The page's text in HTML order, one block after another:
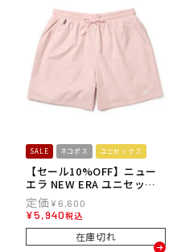
SALE ネコポス ユニセックス
【セール10%OFF】ニュー
エラ NEW ERA ユニセック
ス ショートパンツ ハーフパ
ンツ ユーティリティー ショ
ートパンツ 14774229 26SP
¥ 6,600
¥5,940税込
在庫切れ